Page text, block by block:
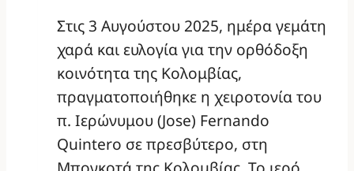
Στις 3 Αυγούστου 2025, ημέρα γεμάτη
χαρά και ευλογία για την ορθόδοξη
κοινότητα της Κολομβίας,
πραγματοποιήθηκε η χειροτονία του
π. Ιερώνυμου (Jose) Fernando
Quintero σε πρεσβύτερο, στη